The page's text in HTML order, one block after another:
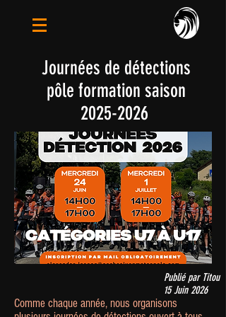
Journées de détections
pôle formation saison
2025-2026
Publié par Titou
15 Juin 2026
Comme chaque année, nous organisons